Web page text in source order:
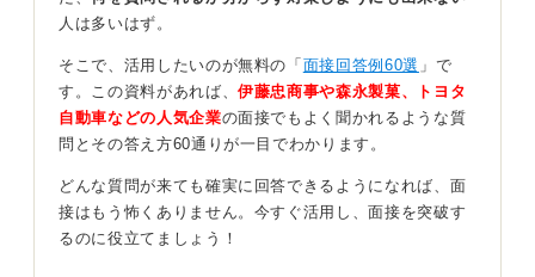
人は多いはず。
そこで、活用したいのが無料の「 面接回答例60選 」で
す。この資料があれば、伊藤忠商事や森永製菓、トヨタ
自動車などの人気企業の面接でもよく聞かれるような質
問とその答え方60通りが一目でわかります。
どんな質問が来ても確実に回答できるようになれば、面
接はもう怖くありません。今すぐ活用し、面接を突破す
るのに役立てましょう！